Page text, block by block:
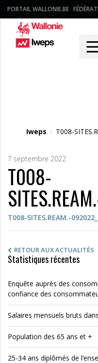
PORTAIL WALLONIE.BE
☰
Iweps / T008-
7 septembre 2022
T008-
T008-SITES.REAM.-
RETOUR AUX ACTUALITÉS
Statistiques récentes
Enquête auprès des
confiance des
Salaires mensuels bruts
Population des 65 ans et +
25-34 ans diplômés de